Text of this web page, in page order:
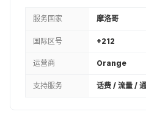
¥46.86
70MAD
¥59.57
服务国家 摩洛哥
国际区号 +212
运营商 Orange
支持服务 话费 / 流量 /